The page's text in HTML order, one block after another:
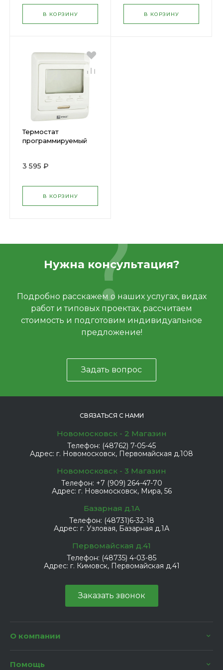
В КОРЗИНУ В КОРЗИНУ
Термостат
программируемый
датчик воздуха бел.
3 595 ₽
В КОРЗИНУ
Нужна консультация?
Подробно расскажем о наших услугах, видах
работ и типовых проектах, рассчитаем
стоимость и подготовим индивидуальное
предложение!
Задать вопрос
СВЯЗАТЬСЯ С НАМИ
Новомосковск - 2 Магазин
Телефон: (48762) 7-05-45
Адрес: г. Новомосковск, Первомайская д.108
Новомосковск - 3 Магазин
Телефон: +7 (909) 264-47-70
Адрес: г. Новомосковск, Мира, 56
Базарная д.1А
Телефон: (48731)6-32-18
Адрес: г. Узловая, Базарная д.1А
Первомайская д.41
Телефон: (48735) 4-03-85
Адрес: г. Кимовск, Первомайская д.41
Заказать звонок
О компании
Помощь